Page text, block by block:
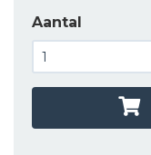
Aantal